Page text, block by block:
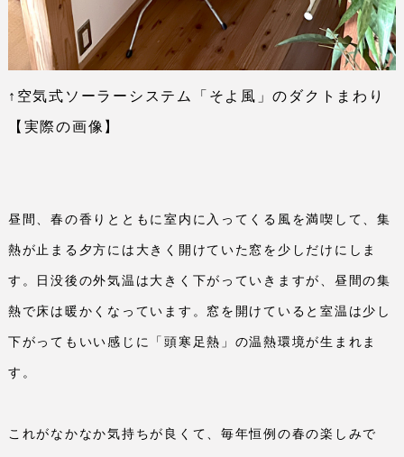
↑空気式ソーラーシステム「そよ風」のダクトまわり
【実際の画像】
昼間、春の香りとともに室内に入ってくる風を満喫して、集
熱が止まる夕方には大きく開けていた窓を少しだけにしま
す。日没後の外気温は大きく下がっていきますが、昼間の集
熱で床は暖かくなっています。窓を開けていると室温は少し
下がってもいい感じに「頭寒足熱」の温熱環境が生まれま
す。
これがなかなか気持ちが良くて、毎年恒例の春の楽しみで